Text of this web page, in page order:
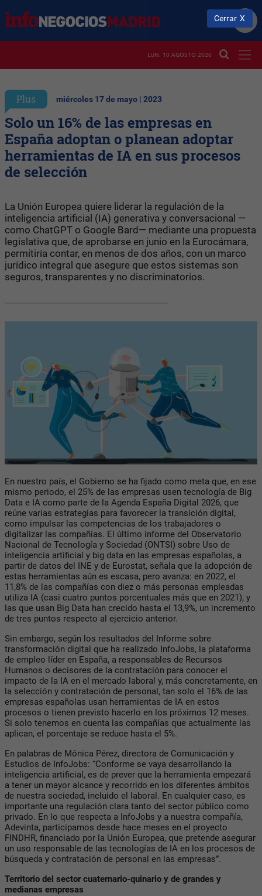
LUN. 10 AGOSTO 2026
Plus miércoles 17 de mayo | 2023
Solo un 16% de las empresas en
España adoptan o planean adoptar
herramientas de IA en sus procesos
de selección
La Unión Europea quiere liderar la regulación de la
inteligencia artificial (IA) generativa y conversacional —
como ChatGPT o Google Bard— mediante una propuesta
legislativa que, de aprobarse en junio en la Eurocámara,
permitiría contar, en menos de dos años, con un marco
jurídico integral que asegure que estos sistemas son
seguros, transparentes y no discriminatorios.
En nuestro país, el Gobierno se ha fijado como meta que, en ese
mismo periodo, el 25% de las empresas usen tecnología de Big
Data e IA como parte de la Agenda España Digital 2026, que
reúne varias estrategias para favorecer la transición digital,
como impulsar las competencias de los trabajadores o
digitalizar las compañías. El último informe del Observatorio
Nacional de Tecnología y Sociedad (ONTSI) sobre Uso de
inteligencia artificial y big data en las empresas españolas, a
partir de datos del INE y de Eurostat, señala que la adopción de
estas herramientas aún es escasa, pero avanza: en 2022, el
11,8% de las compañías con diez o más personas empleadas
utiliza IA (casi cuatro puntos porcentuales más que en 2021), y
las que usan Big Data han crecido hasta el 13,9%, un incremento
de tres puntos respecto al ejercicio anterior.
Sin embargo, según los resultados del Informe sobre
transformación digital que ha realizado InfoJobs, la plataforma
de empleo líder en España, a responsables de Recursos
Humanos o decisores de la contratación para conocer el
impacto de la IA en el mercado laboral y, más concretamente, en
la selección y contratación de personal, tan solo el 16% de las
empresas españolas usan herramientas de IA en estos
procesos o tienen previsto hacerlo en los próximos 12 meses.
Si solo tenemos en cuenta las compañías que actualmente las
aplican, el porcentaje se reduce hasta el 5%.
En palabras de Mónica Pérez, directora de Comunicación y
Estudios de InfoJobs: “Conforme se vaya desarrollando la
inteligencia artificial, es de prever que la herramienta empezará
a tener un mayor alcance y recorrido en los diferentes ámbitos
de nuestra sociedad, incluido el laboral. En cualquier caso, es
importante una regulación clara tanto del sector público como
privado. En lo que respecta a InfoJobs y a nuestra compañía,
Adevinta, participamos desde hace meses en el proyecto
FINDHR, financiado por la Unión Europea, que pretende asegurar
un uso responsable de las tecnologías de IA en los procesos de
búsqueda y contratación de personal en las empresas”.
Territorio del sector cuaternario-quinario y de grandes y
medianas empresas
Cerrar